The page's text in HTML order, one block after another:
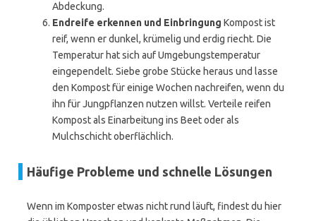
Abdeckung.
Endreife erkennen und Einbringung Kompost ist
reif, wenn er dunkel, krümelig und erdig riecht. Die
Temperatur hat sich auf Umgebungstemperatur
eingependelt. Siebe grobe Stücke heraus und lasse
den Kompost für einige Wochen nachreifen, wenn du
ihn für Jungpflanzen nutzen willst. Verteile reifen
Kompost als Einarbeitung ins Beet oder als
Mulchschicht oberflächlich.
Häufige Probleme und schnelle Lösungen
Wenn im Komposter etwas nicht rund läuft, findest du hier